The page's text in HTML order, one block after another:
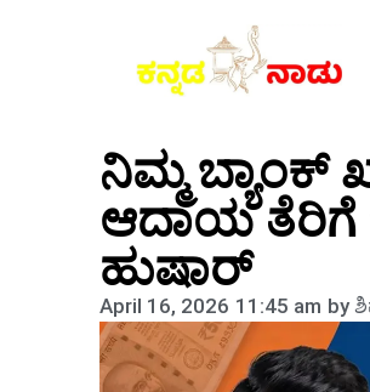
ನಿಮ್ಮ ಬ್ಯಾಂಕ್
ಆದಾಯ
ಹುಷಾರ್
April 16, 2026 11:45 am by